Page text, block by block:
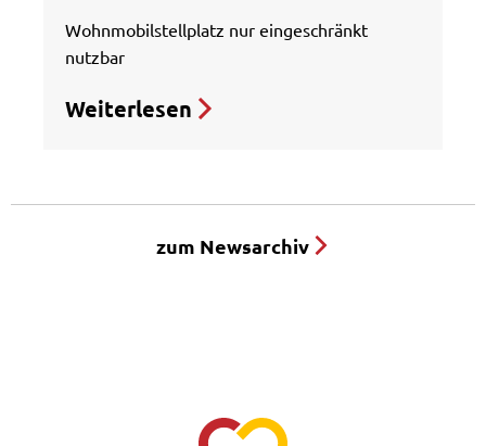
Wohnmobilstellplatz nur eingeschränkt
nutzbar
Weiterlesen
zum Newsarchiv